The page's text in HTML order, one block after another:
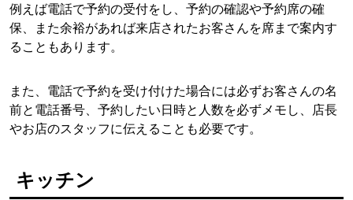
例えば電話で予約の受付をし、予約の確認や予約席の確
保、また余裕があれば来店されたお客さんを席まで案内す
ることもあります。
また、電話で予約を受け付けた場合には必ずお客さんの名
前と電話番号、予約したい日時と人数を必ずメモし、店長
やお店のスタッフに伝えることも必要です。
キッチン